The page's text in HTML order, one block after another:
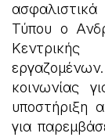
Τύπου ο
κοινωνίας
υποστήριξη
για